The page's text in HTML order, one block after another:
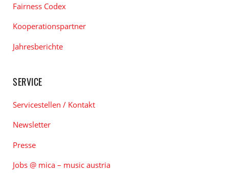
Fairness Codex
Kooperationspartner
Jahresberichte
SERVICE
Servicestellen / Kontakt
Newsletter
Presse
Jobs @ mica – music austria